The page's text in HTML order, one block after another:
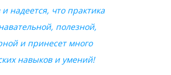
и надеется, что практика
полезной,
и принесет много
навыков и умений!